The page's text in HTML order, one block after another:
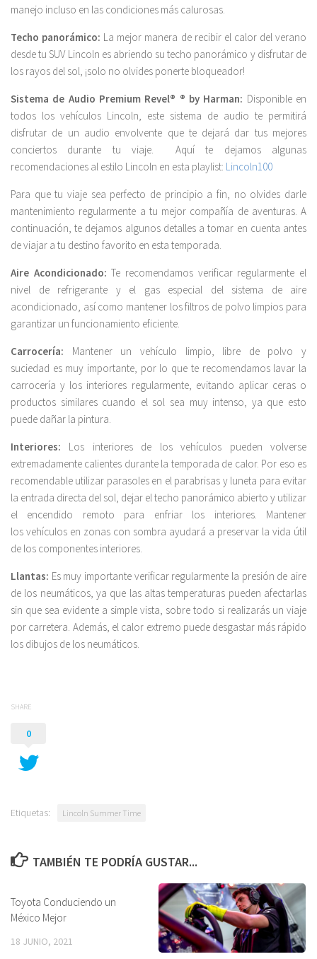
manejo incluso en las condiciones más calurosas.
Techo panorámico: La mejor manera de recibir el calor del verano
desde tu SUV Lincoln es abriendo su techo panorámico y disfrutar de
los rayos del sol, ¡solo no olvides ponerte bloqueador!
Sistema de Audio Premium Revel® ® by Harman: Disponible en
todos los vehículos Lincoln, este sistema de audio te permitirá
disfrutar de un audio envolvente que te dejará dar tus mejores
conciertos durante tu viaje. Aquí te dejamos algunas
recomendaciones al estilo Lincoln en esta playlist: Lincoln100
Para que tu viaje sea perfecto de principio a fin, no olvides darle
mantenimiento regularmente a tu mejor compañía de aventuras. A
continuación, te dejamos algunos detalles a tomar en cuenta antes
de viajar a tu destino favorito en esta temporada.
Aire Acondicionado:Te recomendamos verificar regularmente el
nivel de refrigerante y el gas especial del sistema de aire
acondicionado, así como mantener los filtros de polvo limpios para
garantizar un funcionamiento eficiente.
Carrocería: Mantener un vehículo limpio, libre de polvo y
suciedad es muy importante, por lo que te recomendamos lavar la
carrocería y los interiores regularmente, evitando aplicar ceras o
productos similares cuando el sol sea muy intenso, ya que esto
puede dañar la pintura.
Interiores: Los interiores de los vehículos pueden volverse
extremadamente calientes durante la temporada de calor. Por eso es
recomendable utilizar parasoles en el parabrisas y luneta para evitar
la entrada directa del sol, dejar el techo panorámico abierto y utilizar
el encendido remoto para enfriar los interiores. Mantener
los vehículos en zonas con sombra ayudará a preservar la vida útil
de los componentes interiores.
Llantas: Es muy importante verificar regularmente la presión de aire
de los neumáticos, ya que las altas temperaturas pueden afectarlas
sin que sea evidente a simple vista, sobre todo si realizarás un viaje
por carretera. Además, el calor extremo puede desgastar más rápido
los dibujos de los neumáticos.
SHARE
0
Etiquetas: Lincoln Summer Time
TAMBIÉN TE PODRÍA GUSTAR...
Toyota Conduciendo un
México Mejor
18 JUNIO, 2021